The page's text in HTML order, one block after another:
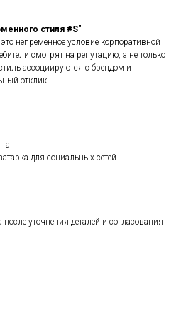
стиля #S"
непременное условие корпоративной
смотрят на репутацию, а не только
ассоциируются с брендом и
отклик.
для социальных сетей
уточнения деталей и согласования